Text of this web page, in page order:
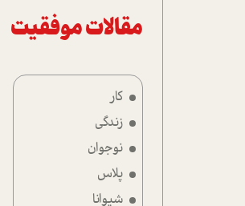
پرونده ویژه
مقالات موفقیت
کار
زندگی
نوجوان
پلاس
شیوانا